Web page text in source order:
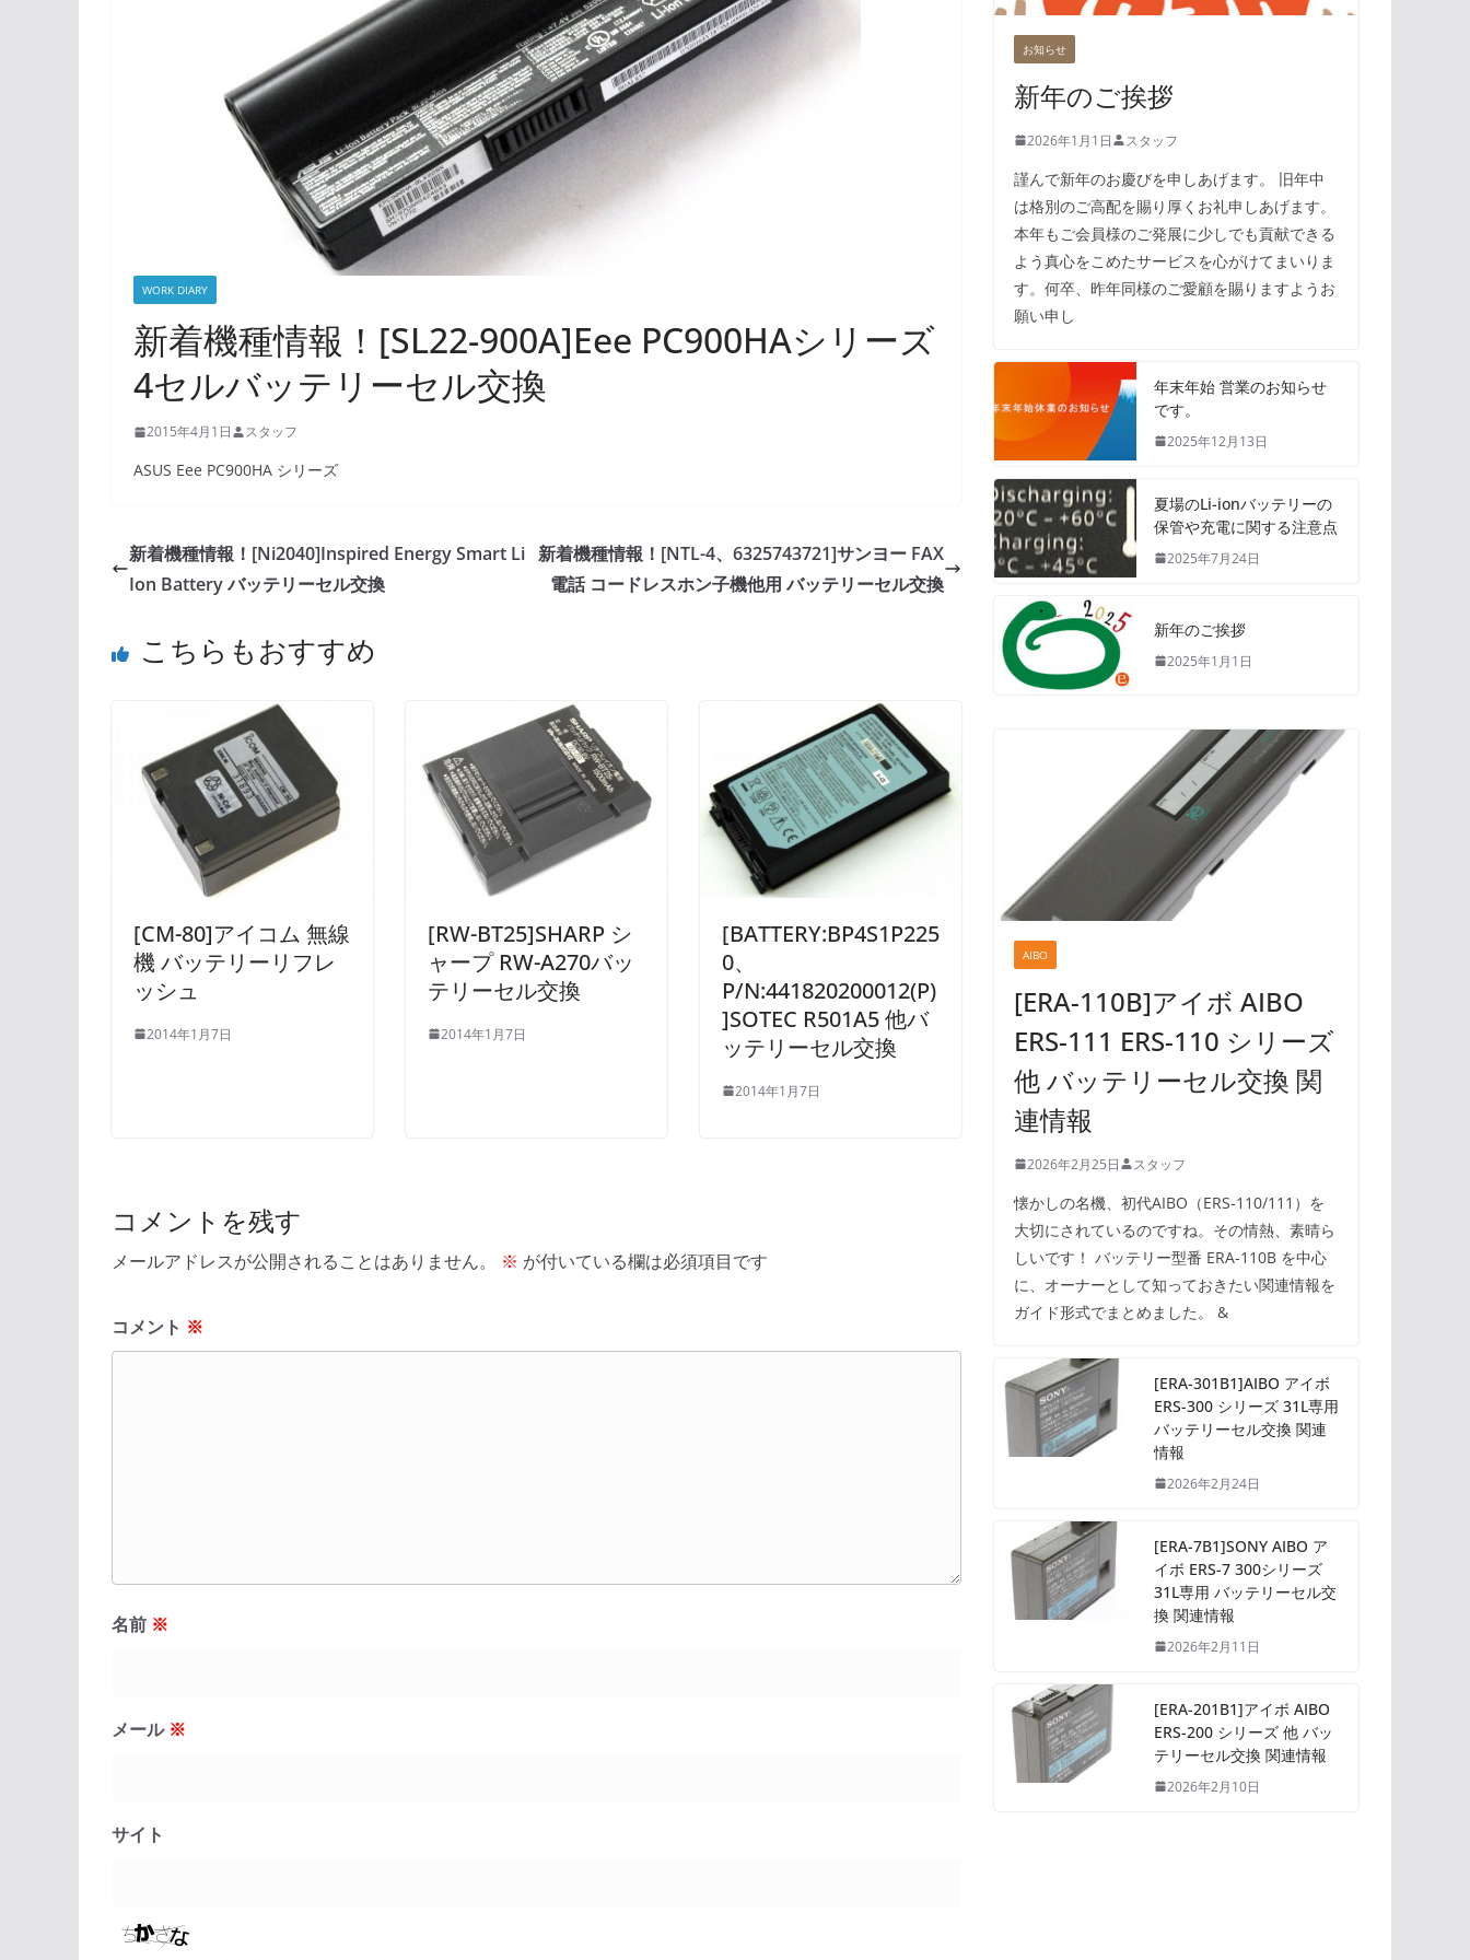
WORK DIARY
新着機種情報！[SL22-900A]Eee PC900HAシリーズ
4セルバッテリーセル交換
2015年4月1日 スタッフ
ASUS Eee PC900HA シリーズ
新着機種情報！[Ni2040]Inspired Energy Smart Li
Ion Battery バッテリーセル交換
新着機種情報！[NTL-4、6325743721]サンヨー FAX
電話 コードレスホン子機他用 バッテリーセル交換
こちらもおすすめ
[CM-80]アイコム 無線
機 バッテリーリフレ
ッシュ
2014年1月7日
[RW-BT25]SHARP シ
ャープ RW-A270バッ
テリーセル交換
2014年1月7日
[BATTERY:BP4S1P225
0、
P/N:441820200012(P)
]SOTEC R501A5 他バ
ッテリーセル交換
2014年1月7日
コメントを残す
メールアドレスが公開されることはありません。 ※ が付いている欄は必須項目です
コメント ※
名前 ※
メール ※
サイト
お知らせ
新年のご挨拶
2026年1月1日 スタッフ
謹んで新年のお慶びを申しあげます。 旧年中
は格別のご高配を賜り厚くお礼申しあげます。
本年もご会員様のご発展に少しでも貢献できる
よう真心をこめたサービスを心がけてまいりま
す。何卒、昨年同様のご愛顧を賜りますようお
願い申し
年末年始 営業のお知らせ
です。
2025年12月13日
夏場のLi-ionバッテリーの
保管や充電に関する注意点
2025年7月24日
新年のご挨拶
2025年1月1日
AIBO
[ERA-110B]アイボ AIBO
ERS-111 ERS-110 シリーズ
他 バッテリーセル交換 関
連情報
2026年2月25日 スタッフ
懐かしの名機、初代AIBO（ERS-110/111）を
大切にされているのですね。その情熱、素晴ら
しいです！ バッテリー型番 ERA-110B を中心
に、オーナーとして知っておきたい関連情報を
ガイド形式でまとめました。 &
[ERA-301B1]AIBO アイボ
ERS-300 シリーズ 31L専用
バッテリーセル交換 関連
情報
2026年2月24日
[ERA-7B1]SONY AIBO ア
イボ ERS-7 300シリーズ
31L専用 バッテリーセル交
換 関連情報
2026年2月11日
[ERA-201B1]アイボ AIBO
ERS-200 シリーズ 他 バッ
テリーセル交換 関連情報
2026年2月10日